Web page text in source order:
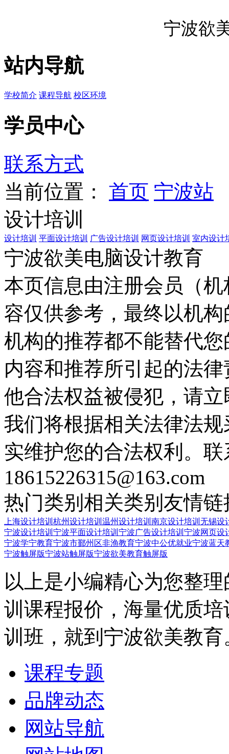
宁波欲
站内导航
学校简介 课程导航 校区环境
学员中心
联系方式
当前位置：
首页 宁波站
设计培训
设计培训 平面设计培训 广告设计培训 网页设计培训 室内设计
宁波欲美电脑设计教育
本页信息由注册会员（
容仅供参考，最终以机
机构的推荐都不能替代
内容和推荐所引起的法
他合法权益被侵犯，请
我们将根据相关法律法
实维护您的合法权利。
18615226315@163.com
热门类别 相关类别 友情链
上海设计培训 杭州设计培训 温州设计培训 南京设计培训 无锡设
宁波设计培训 宁波平面设计培训 宁波广告设计培训 宁波网页设
宁波学宁教育宁波市鄞州区非渔教育宁波中公优就业宁波蓝天
宁波触屏版宁波站触屏版宁波欲美教育触屏版
以上是小编精心为您整
训课程报价，海量优质
训班，就到宁波欲美教育
课程专题
品牌动态
网站导航